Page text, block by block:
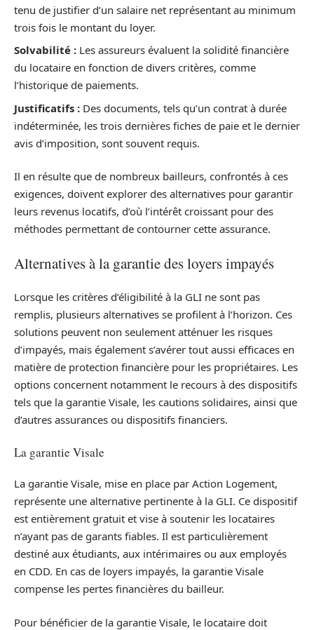
tenu de justifier d’un salaire net représentant au minimum
trois fois le montant du loyer.
Solvabilité : Les assureurs évaluent la solidité financière
du locataire en fonction de divers critères, comme
l’historique de paiements.
Justificatifs : Des documents, tels qu’un contrat à durée
indéterminée, les trois dernières fiches de paie et le dernier
avis d’imposition, sont souvent requis.
Il en résulte que de nombreux bailleurs, confrontés à ces
exigences, doivent explorer des alternatives pour garantir
leurs revenus locatifs, d’où l’intérêt croissant pour des
méthodes permettant de contourner cette assurance.
Alternatives à la garantie des loyers impayés
Lorsque les critères d’éligibilité à la GLI ne sont pas
remplis, plusieurs alternatives se profilent à l’horizon. Ces
solutions peuvent non seulement atténuer les risques
d’impayés, mais également s’avérer tout aussi efficaces en
matière de protection financière pour les propriétaires. Les
options concernent notamment le recours à des dispositifs
tels que la garantie Visale, les cautions solidaires, ainsi que
d’autres assurances ou dispositifs financiers.
La garantie Visale
La garantie Visale, mise en place par Action Logement,
représente une alternative pertinente à la GLI. Ce dispositif
est entièrement gratuit et vise à soutenir les locataires
n’ayant pas de garants fiables. Il est particulièrement
destiné aux étudiants, aux intérimaires ou aux employés
en CDD. En cas de loyers impayés, la garantie Visale
compense les pertes financières du bailleur.
Pour bénéficier de la garantie Visale, le locataire doit